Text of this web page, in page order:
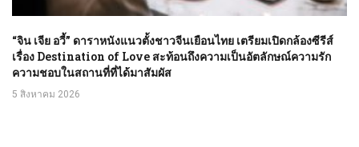
“จิน เจีย อวี้” ดาราหนังแนวตั้งชาวจีนเยือนไทย เตรียมเปิดกล้องซีรีส์
เรื่อง Destination of Love สะท้อนถึงความเป็นอัตลักษณ์ความรัก
ความชอบในสถานที่ที่ได้มาสัมผัส
5 สิงหาคม 2026